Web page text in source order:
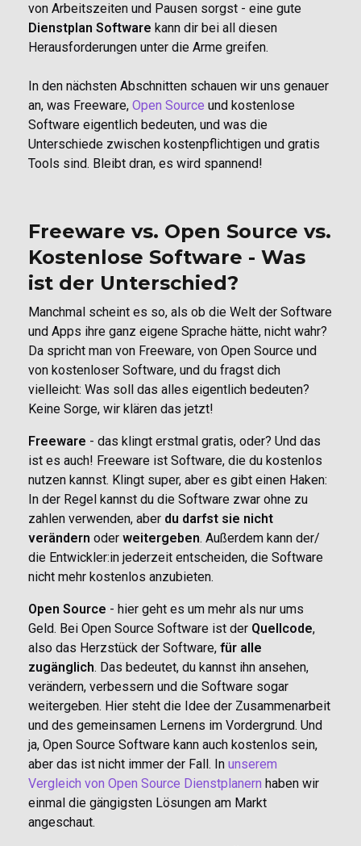
von Arbeitszeiten und Pausen sorgst - eine gute
Dienstplan Software kann dir bei all diesen
Herausforderungen unter die Arme greifen.
In den nächsten Abschnitten schauen wir uns genauer
an, was Freeware, Open Source und kostenlose
Software eigentlich bedeuten, und was die
Unterschiede zwischen kostenpflichtigen und gratis
Tools sind. Bleibt dran, es wird spannend!
Freeware vs. Open Source vs.
Kostenlose Software - Was
ist der Unterschied?
Manchmal scheint es so, als ob die Welt der Software
und Apps ihre ganz eigene Sprache hätte, nicht wahr?
Da spricht man von Freeware, von Open Source und
von kostenloser Software, und du fragst dich
vielleicht: Was soll das alles eigentlich bedeuten?
Keine Sorge, wir klären das jetzt!
Freeware - das klingt erstmal gratis, oder? Und das
ist es auch! Freeware ist Software, die du kostenlos
nutzen kannst. Klingt super, aber es gibt einen Haken:
In der Regel kannst du die Software zwar ohne zu
zahlen verwenden, aber du darfst sie nicht
verändern oder weitergeben. Außerdem kann der/
die Entwickler:in jederzeit entscheiden, die Software
nicht mehr kostenlos anzubieten.
Open Source - hier geht es um mehr als nur ums
Geld. Bei Open Source Software ist der Quellcode,
also das Herzstück der Software,für alle
zugänglich. Das bedeutet, du kannst ihn ansehen,
verändern, verbessern und die Software sogar
weitergeben. Hier steht die Idee der Zusammenarbeit
und des gemeinsamen Lernens im Vordergrund. Und
ja, Open Source Software kann auch kostenlos sein,
aber das ist nicht immer der Fall. In unserem
Vergleich von Open Source Dienstplanern haben wir
einmal die gängigsten Lösungen am Markt
angeschaut.